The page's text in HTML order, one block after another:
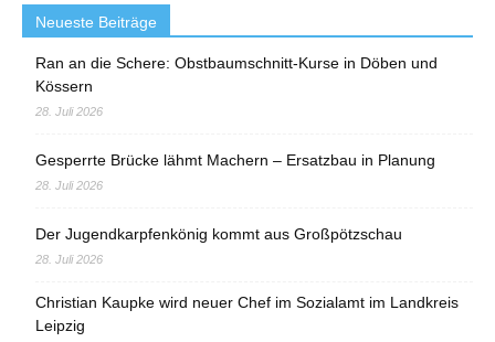
Neueste Beiträge
Ran an die Schere: Obstbaumschnitt-Kurse in Döben und
Kössern
28. Juli 2026
Gesperrte Brücke lähmt Machern – Ersatzbau in Planung
28. Juli 2026
Der Jugendkarpfenkönig kommt aus Großpötzschau
28. Juli 2026
Christian Kaupke wird neuer Chef im Sozialamt im Landkreis
Leipzig